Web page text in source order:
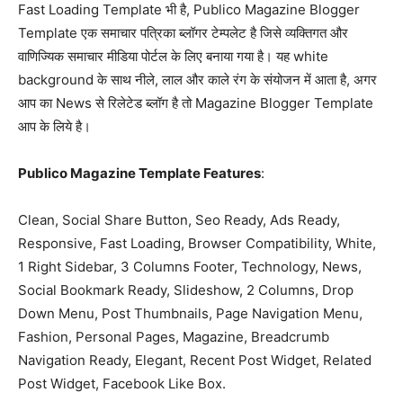
Fast Loading Template भी है, Publico Magazine Blogger
Template एक समाचार पत्रिका ब्लॉगर टेम्पलेट है जिसे व्यक्तिगत और
वाणिज्यिक समाचार मीडिया पोर्टल के लिए बनाया गया है। यह white
background के साथ नीले, लाल और काले रंग के संयोजन में आता है, अगर
आप का News से रिलेटेड ब्लॉग है तो Magazine Blogger Template
आप के लिये है।
Publico Magazine Template Features:
Clean, Social Share Button, Seo Ready, Ads Ready,
Responsive, Fast Loading, Browser Compatibility, White,
1 Right Sidebar, 3 Columns Footer, Technology, News,
Social Bookmark Ready, Slideshow, 2 Columns, Drop
Down Menu, Post Thumbnails, Page Navigation Menu,
Fashion, Personal Pages, Magazine, Breadcrumb
Navigation Ready, Elegant, Recent Post Widget, Related
Post Widget, Facebook Like Box.